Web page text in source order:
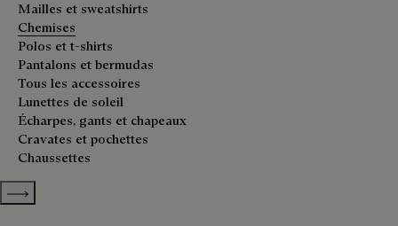
Mailles et sweatshirts
Chemises
Polos et t-shirts
Pantalons et bermudas
Tous les accessoires
Lunettes de soleil
Écharpes, gants et chapeaux
Cravates et pochettes
Chaussettes
Show more categories